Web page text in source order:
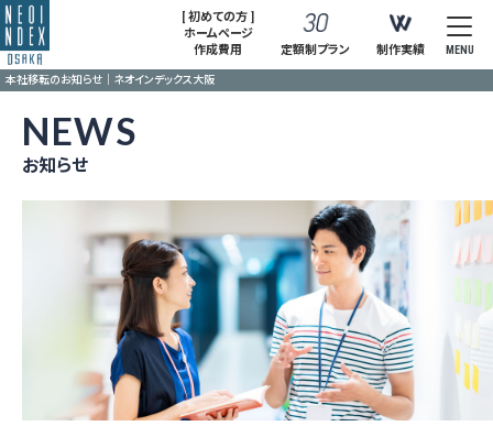
[ 初めての方 ]
ホームページ
作成費用
定額制プラン 制作実績 MENU
本社移転のお知らせ｜ネオインデックス大阪
NEWS
お知らせ